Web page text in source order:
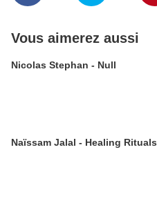
Vous aimerez aussi
Nicolas Stephan - Null
Naïssam Jalal - Healing Rituals